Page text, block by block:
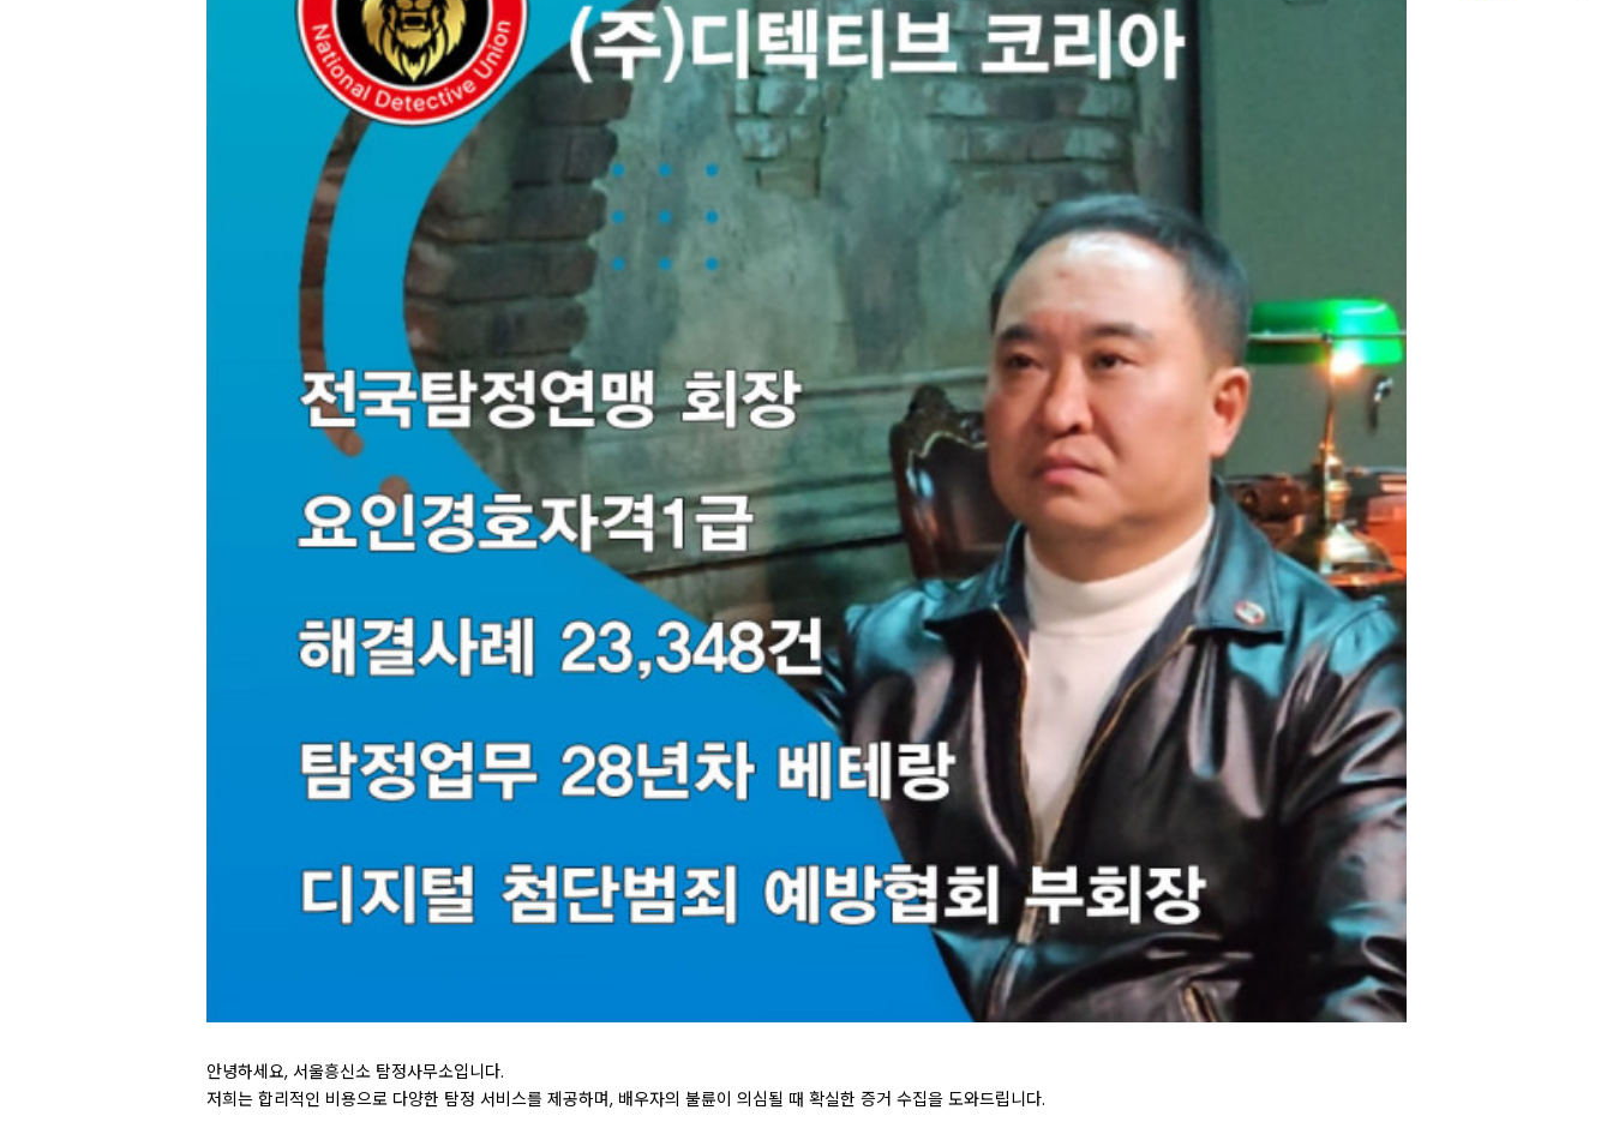
안녕하세요, 서울흥신소 탐정사무소입니다.
저희는 합리적인 비용으로 다양한 탐정 서비스를 제공하며, 배우자의 불륜이 의심될 때 확실한 증거 수집을 도와드립니다.